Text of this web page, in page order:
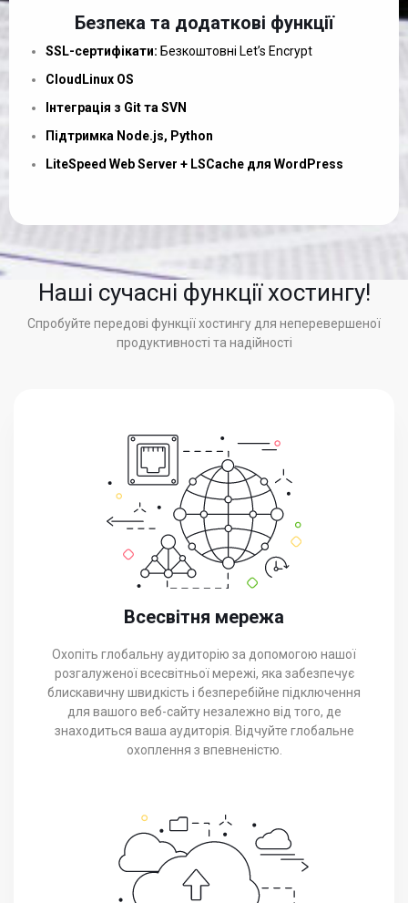
Безпека та додаткові функції
SSL-сертифікати: Безкоштовні Let’s Encrypt
CloudLinux OS
Інтеграція з Git та SVN
Підтримка Node.js, Python
LiteSpeed Web Server + LSCache для WordPress
Наші сучасні функції хостингу!
Спробуйте передові функції хостингу для неперевершеної
продуктивності та надійності
Всесвітня мережа
Охопіть глобальну аудиторію за допомогою нашої
розгалуженої всесвітньої мережі, яка забезпечує
блискавичну швидкість і безперебійне підключення
для вашого веб-сайту незалежно від того, де
знаходиться ваша аудиторія. Відчуйте глобальне
охоплення з впевненістю.